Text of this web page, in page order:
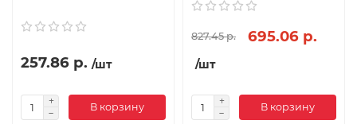
257.86 р. /шт
В корзину
827.45 р. 695.06 р.
/шт
В корзину